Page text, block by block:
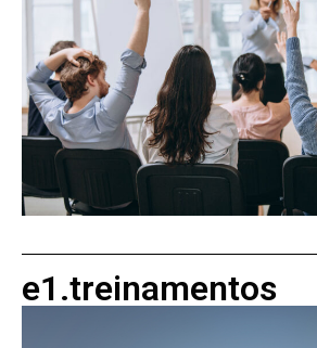
e1.treinamentos